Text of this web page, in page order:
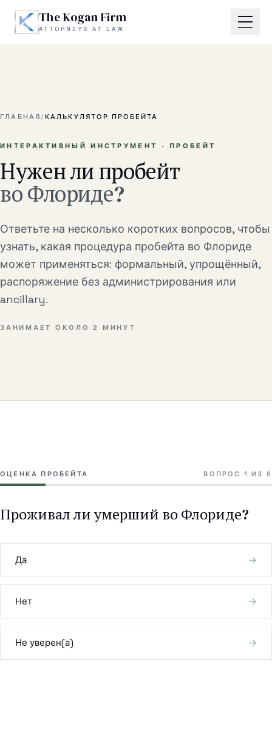
The Kogan Firm
ATTORNEYS AT LAW
Практика
Наследство и пробейт
Корпоративные сделки
Споры по недвижимости
Деловые и договорные споры
Общие коммерческие споры
Чек-лист планирования
Сколько стоит пробейт
Как выбрать адвоката
Контакты
Поиск
ГЛАВНАЯ/ КАЛЬКУЛЯТОР ПРОБЕЙТА
ИНТЕРАКТИВНЫЙ ИНСТРУМЕНТ · ПРОБЕЙТ
Нужен ли пробейт
во Флориде?
Ответьте на несколько коротких вопросов, чтобы
узнать, какая процедура пробейта во Флориде
может применяться: формальный, упрощённый,
распоряжение без администрирования или
ancillary.
ЗАНИМАЕТ ОКОЛО 2 МИНУТ
ОЦЕНКА ПРОБЕЙТА ВОПРОС 1 ИЗ 6
Проживал ли умерший во Флориде?
Да →
Нет →
Не уверен(а) →